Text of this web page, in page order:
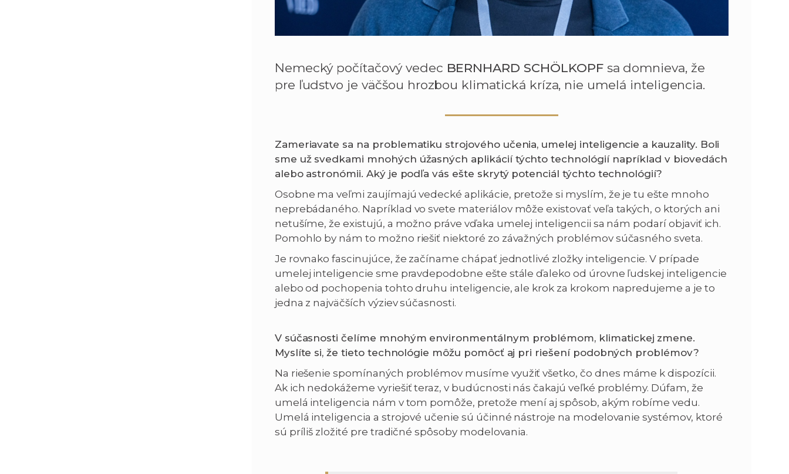
Nemecký počítačový vedec BERNHARD SCHÖLKOPF sa domnieva, že
pre ľudstvo je väčšou hrozbou klimatická kríza, nie umelá inteligencia.
Zameriavate sa na problematiku strojového učenia, umelej inteligencie a kauzality. Boli
sme už svedkami mnohých úžasných aplikácií týchto technológií napríklad v biovedách
alebo astronómii. Aký je podľa vás ešte skrytý potenciál týchto technológií?
Osobne ma veľmi zaujímajú vedecké aplikácie, pretože si myslím, že je tu ešte mnoho
neprebádaného. Napríklad vo svete materiálov môže existovať veľa takých, o ktorých ani
netušíme, že existujú, a možno práve vďaka umelej inteligencii sa nám podarí objaviť ich.
Pomohlo by nám to možno riešiť niektoré zo závažných problémov súčasného sveta.
Je rovnako fascinujúce, že začíname chápať jednotlivé zložky inteligencie. V prípade
umelej inteligencie sme pravdepodobne ešte stále ďaleko od úrovne ľudskej inteligencie
alebo od pochopenia tohto druhu inteligencie, ale krok za krokom napredujeme a je to
jedna z najväčších výziev súčasnosti.
V súčasnosti čelíme mnohým environmentálnym problémom, klimatickej zmene.
Myslíte si, že tieto technológie môžu pomôcť aj pri riešení podobných problémov?
Na riešenie spomínaných problémov musíme využiť všetko, čo dnes máme k dispozícii.
Ak ich nedokážeme vyriešiť teraz, v budúcnosti nás čakajú veľké problémy. Dúfam, že
umelá inteligencia nám v tom pomôže, pretože mení aj spôsob, akým robíme vedu.
Umelá inteligencia a strojové učenie sú účinné nástroje na modelovanie systémov, ktoré
sú príliš zložité pre tradičné spôsoby modelovania.